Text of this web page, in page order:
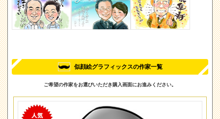
似顔絵グラフィックスの作家一覧
ご希望の作家をお選びいただき購入画面にお進みください。